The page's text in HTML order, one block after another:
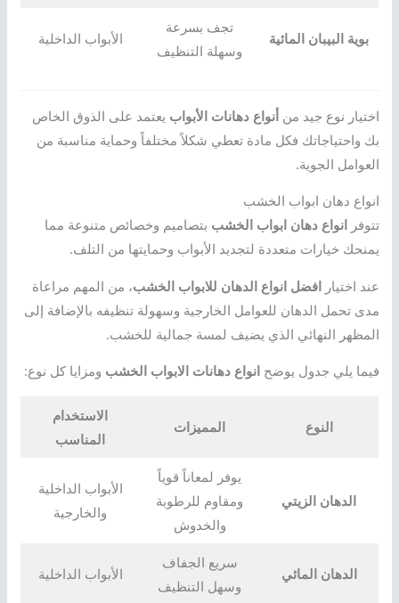
بوية البيبان المائية
تجف بسرعة
وسهلة التنظيف
الأبواب الداخلية
اختيار نوع جيد منأنواع دهانات الأبواب يعتمد على الذوق الخاص
بك واحتياجاتك فكل مادة تعطي شكلاً مختلفاً وحماية مناسبة من
العوامل الجوية.
انواع دهان ابواب الخشب
تتوفرانواع دهان ابواب الخشب بتصاميم وخصائص متنوعة مما
يمنحك خيارات متعددة لتجديد الأبواب وحمايتها من التلف.
عند اختيارافضل انواع الدهان للابواب الخشب، من المهم مراعاة
مدى تحمل الدهان للعوامل الخارجية وسهولة تنظيفه بالإضافة إلى
المظهر النهائي الذي يضيف لمسة جمالية للخشب.
فيما يلي جدول يوضحانواع دهانات الابواب الخشب ومزايا كل نوع:
النوع المميزات
الاستخدام
المناسب
الدهان الزيتي
يوفر لمعاناً قوياً
ومقاوم للرطوبة
والخدوش
الأبواب الداخلية
والخارجية
الدهان المائي
سريع الجفاف
وسهل التنظيف
الأبواب الداخلية